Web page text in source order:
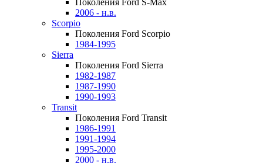
Поколения Ford S-Max
2006 - н.в.
Scorpio
Поколения Ford Scorpio
1984-1995
Sierra
Поколения Ford Sierra
1982-1987
1987-1990
1990-1993
Transit
Поколения Ford Transit
1986-1991
1991-1994
1995-2000
2000 - н.в.